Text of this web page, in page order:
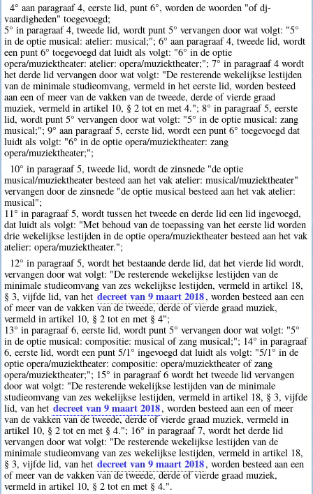
4° aan paragraaf 4, eerste lid, punt 6°, worden de woorden "of dj-
vaardigheden" toegevoegd;
5° in paragraaf 4, tweede lid, wordt punt 5° vervangen door wat volgt: "5°
in de optie musical: atelier: musical;"; 6° aan paragraaf 4, tweede lid, wordt
een punt 6° toegevoegd dat luidt als volgt: "6° in de optie
opera/muziektheater: atelier: opera/muziektheater;"; 7° in paragraaf 4 wordt
het derde lid vervangen door wat volgt: "De resterende wekelijkse lestijden
van de minimale studieomvang, vermeld in het eerste lid, worden besteed
aan een of meer van de vakken van de tweede, derde of vierde graad
muziek, vermeld in artikel 10, § 2 tot en met 4."; 8° in paragraaf 5, eerste
lid, wordt punt 5° vervangen door wat volgt: "5° in de optie musical: zang
musical;"; 9° aan paragraaf 5, eerste lid, wordt een punt 6° toegevoegd dat
luidt als volgt: "6° in de optie opera/muziektheater: zang
opera/muziektheater;";
10° in paragraaf 5, tweede lid, wordt de zinsnede "de optie
musical/muziektheater besteed aan het vak atelier: musical/muziektheater"
vervangen door de zinsnede "de optie musical besteed aan het vak atelier:
musical";
11° in paragraaf 5, wordt tussen het tweede en derde lid een lid ingevoegd,
dat luidt als volgt: "Met behoud van de toepassing van het eerste lid worden
drie wekelijkse lestijden in de optie opera/muziektheater besteed aan het vak
atelier: opera/muziektheater.";
12° in paragraaf 5, wordt het bestaande derde lid, dat het vierde lid wordt,
vervangen door wat volgt: "De resterende wekelijkse lestijden van de
minimale studieomvang van zes wekelijkse lestijden, vermeld in artikel 18,
§ 3, vijfde lid, van het decreet van 9 maart 2018, worden besteed aan een
of meer van de vakken van de tweede, derde of vierde graad muziek,
vermeld in artikel 10, § 2 tot en met § 4";
13° in paragraaf 6, eerste lid, wordt punt 5° vervangen door wat volgt: "5°
in de optie musical: compositie: musical of zang musical;"; 14° in paragraaf
6, eerste lid, wordt een punt 5/1° ingevoegd dat luidt als volgt: "5/1° in de
optie opera/muziektheater: compositie: opera/muziektheater of zang
opera/muziektheater;"; 15° in paragraaf 6 wordt het tweede lid vervangen
door wat volgt: "De resterende wekelijkse lestijden van de minimale
studieomvang van zes wekelijkse lestijden, vermeld in artikel 18, § 3, vijfde
lid, van het decreet van 9 maart 2018, worden besteed aan een of meer
van de vakken van de tweede, derde of vierde graad muziek, vermeld in
artikel 10, § 2 tot en met § 4."; 16° in paragraaf 7, wordt het derde lid
vervangen door wat volgt: "De resterende wekelijkse lestijden van de
minimale studieomvang van zes wekelijkse lestijden, vermeld in artikel 18,
§ 3, vijfde lid, van het decreet van 9 maart 2018, worden besteed aan een
of meer van de vakken van de tweede, derde of vierde graad muziek,
vermeld in artikel 10, § 2 tot en met § 4.".